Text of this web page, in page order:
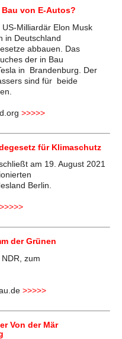
von E-Autos?
Milliardär Elon Musk
in Deutschland
abbauen. Das
der in Bau
in Brandenburg. Der
sind für beide
>>>>>
für Klimaschutz
am 19. August 2021
Berlin.
>>>>>
der Grünen
zum
>>>>>
Von der Mär